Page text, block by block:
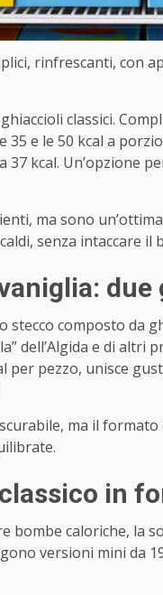
rinfrescanti, con
classici.
e le 50 kcal a
37 kcal. Un’opzione
ma sono
senza intaccare il
stecco composto da
dell’Algida e di
per pezzo, unisce
ma il
in
bombe caloriche, la
versioni mini da